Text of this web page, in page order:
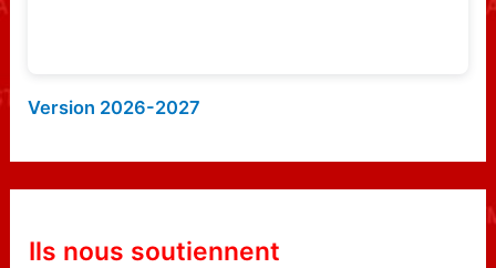
Version 2026-2027
Ils nous soutiennent